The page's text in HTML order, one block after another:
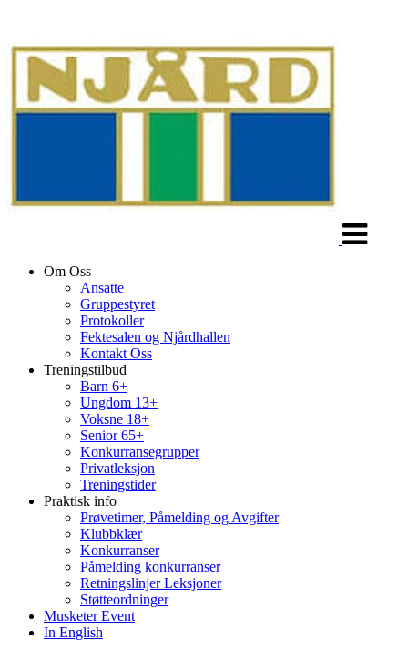
Om Oss
Ansatte
Gruppestyret
Protokoller
Fektesalen og Njårdhallen
Kontakt Oss
Treningstilbud
Barn 6+
Ungdom 13+
Voksne 18+
Senior 65+
Konkurransegrupper
Privatleksjon
Treningstider
Praktisk info
Prøvetimer, Påmelding og Avgifter
Klubbklær
Konkurranser
Påmelding konkurranser
Retningslinjer Leksjoner
Støtteordninger
Musketer Event
In English